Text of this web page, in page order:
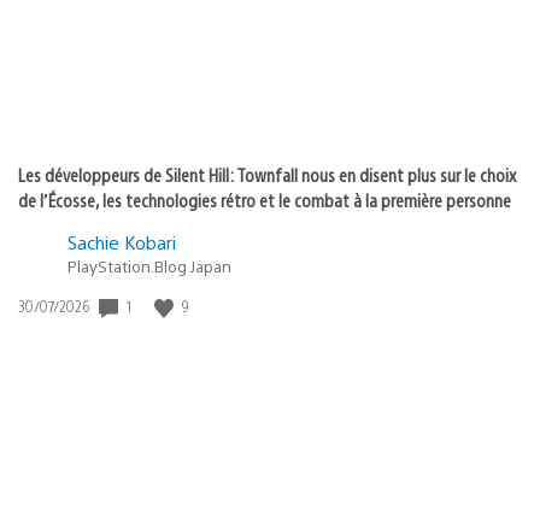
Les développeurs de Silent Hill: Townfall nous en disent plus sur le choix
de l’Écosse, les technologies rétro et le combat à la première personne
Sachie Kobari
PlayStation.Blog Japan
Date
30/07/2026 1 9